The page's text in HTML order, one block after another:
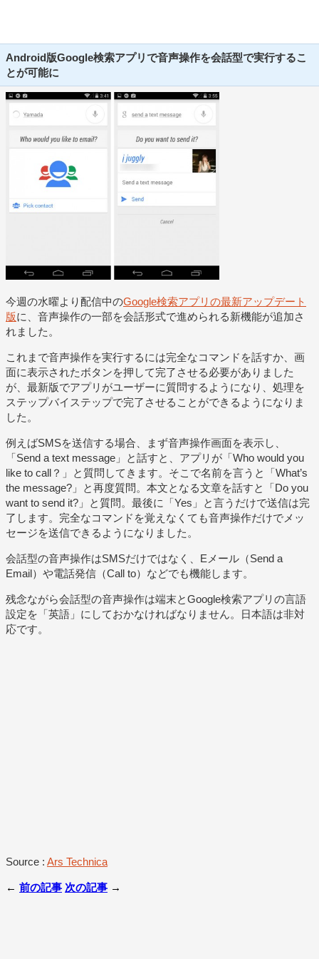
Android版Google検索アプリで音声操作を会話型で実行するこ
とが可能に
今週の水曜より配信中のGoogle検索アプリの最新アップデート
版に、音声操作の一部を会話形式で進められる新機能が追加さ
れました。
これまで音声操作を実行するには完全なコマンドを話すか、画
面に表示されたボタンを押して完了させる必要がありました
が、最新版でアプリがユーザーに質問するようになり、処理を
ステップバイステップで完了させることができるようになりま
した。
例えばSMSを送信する場合、まず音声操作画面を表示し、
「Send a text message」と話すと、アプリが「Who would you
like to call？」と質問してきます。そこで名前を言うと「What’s
the message?」と再度質問。本文となる文章を話すと「Do you
want to send it?」と質問。最後に「Yes」と言うだけで送信は完
了します。完全なコマンドを覚えなくても音声操作だけでメッ
セージを送信できるようになりました。
会話型の音声操作はSMSだけではなく、Eメール（Send a
Email）や電話発信（Call to）などでも機能します。
残念ながら会話型の音声操作は端末とGoogle検索アプリの言語
設定を「英語」にしておかなければなりません。日本語は非対
応です。
Source : Ars Technica
← 前の記事 次の記事 →